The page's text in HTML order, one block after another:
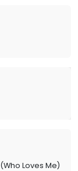
Loves Me)